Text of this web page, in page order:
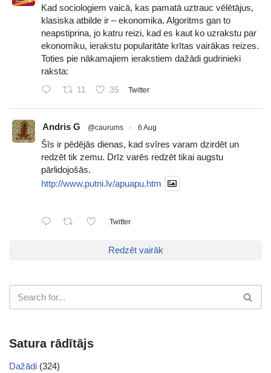
Kad sociologiem vaicā, kas pamatā uztrauc vēlētājus,
klasiska atbilde ir – ekonomika. Algoritms gan to
neapstiprina, jo katru reizi, kad es kaut ko uzrakstu par
ekonomiku, ierakstu popularitāte krītas vairākas reizes.
Toties pie nākamajiem ierakstiem dažādi gudrinieki
raksta:
11 35 Twitter
Andris G @caurums · 6 Aug
Šīs ir pēdējās dienas, kad svīres varam dzirdēt un
redzēt tik zemu. Drīz varēs redzēt tikai augstu
pārlidojošās.
http://www.putni.lv/apuapu.htm
Twitter
Redzēt vairāk
Satura rādītājs
Dažādi (324)